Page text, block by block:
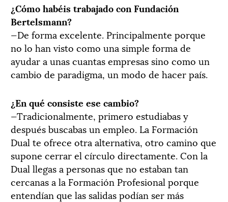
¿Cómo habéis trabajado con Fundación
Bertelsmann?
—De forma excelente. Principalmente porque
no lo han visto como una simple forma de
ayudar a unas cuantas empresas sino como un
cambio de paradigma, un modo de hacer país.
¿En qué consiste ese cambio?
—Tradicionalmente, primero estudiabas y
después buscabas un empleo. La Formación
Dual te ofrece otra alternativa, otro camino que
supone cerrar el círculo directamente. Con la
Dual llegas a personas que no estaban tan
cercanas a la Formación Profesional porque
entendían que las salidas podían ser más